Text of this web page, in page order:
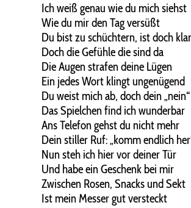
Ich weiß genau wie du mich siehst
Wie du mir den Tag versüßt
Du bist zu schüchtern, ist doch
Doch die Gefühle die sind da
Die Augen strafen deine Lügen
Ein jedes Wort klingt ungenügend
Du weist mich ab, doch dein
Das Spielchen find ich wunderbar
Ans Telefon gehst du nicht mehr
Dein stiller Ruf: „komm endlich
Nun steh ich hier vor deiner Tür
Und habe ein Geschenk bei mir
Zwischen Rosen, Snacks und Sekt
Ist mein Messer gut versteckt